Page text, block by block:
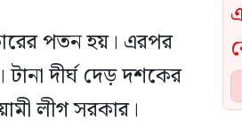
পতন হয়। এরপর
টানা দীর্ঘ দেড় দশকের
লীগ সরকার।